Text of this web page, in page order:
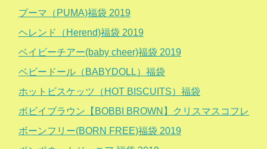
プーマ（PUMA)福袋 2019
ヘレンド（Herend)福袋 2019
ベイビーチアー(baby cheer)福袋 2019
ベビードール（BABYDOLL）福袋
ホットビスケッツ（HOT BISCUITS）福袋
ボビイブラウン【BOBBI BROWN】クリスマスコフレ
ボーンフリー(BORN FREE)福袋 2019